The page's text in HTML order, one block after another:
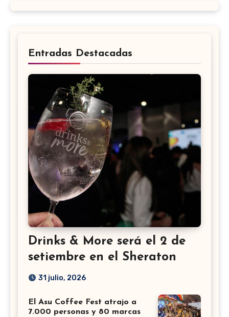
Entradas Destacadas
Drinks & More será el 2 de
setiembre en el Sheraton
31 julio, 2026
El Asu Coffee Fest atrajo a
7.000 personas y 80 marcas